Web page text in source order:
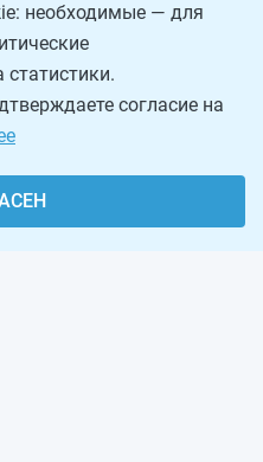
необходимые — для
согласие на